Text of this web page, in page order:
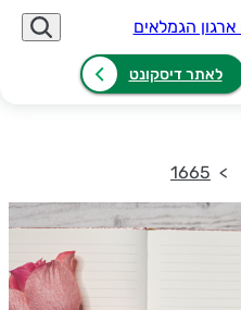
לאתר דיסקונט
1665